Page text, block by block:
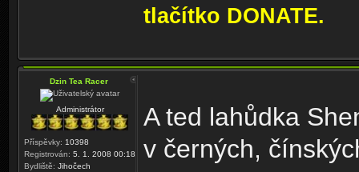
tlačítko DONATE.
Dzin Tea Racer
Administrátor
Příspěvky: 10398
Registrován: 5. 1. 2008 00:18
Bydliště: Jihočech
A ted lahůdka
v černých,